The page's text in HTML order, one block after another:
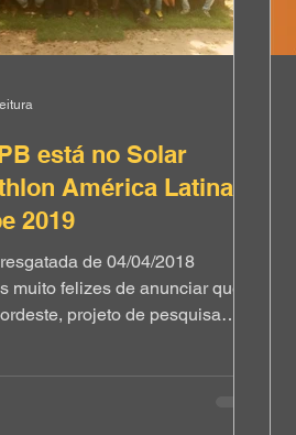
está no Solar
América Latina e
2019
de 04/04/2018
muito felizes de anunciar que a
projeto de pesquisa